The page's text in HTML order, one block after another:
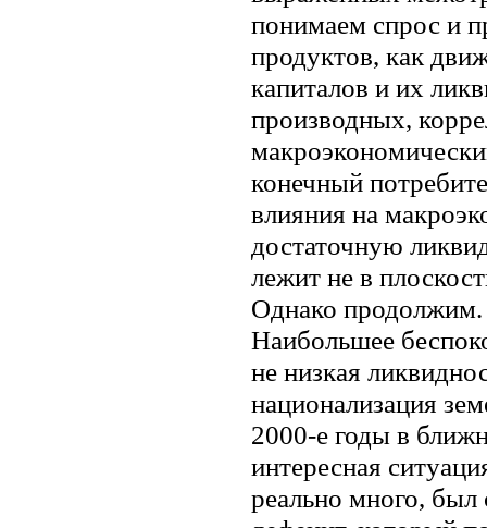
понимаем спрос и
продуктов, как
капиталов и их
производных,
конечный
влияния на
достаточную
лежит не в
Однако продолжим.
Наибольшее
не низкая
национализация
2000-е годы в
интересная
реально много, был